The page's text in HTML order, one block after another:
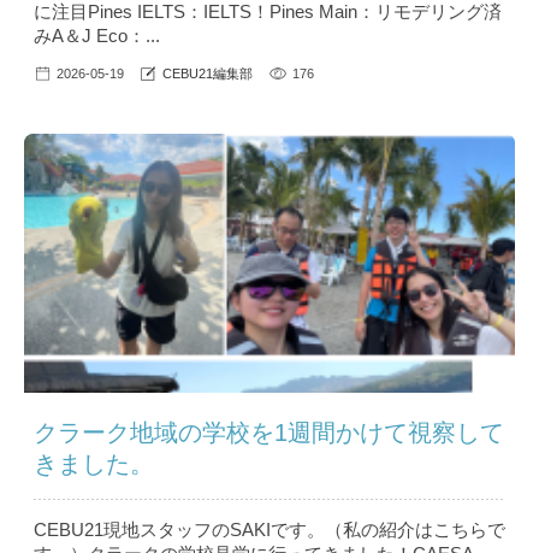
に注目Pines IELTS：IELTS！Pines Main：リモデリング済
みA＆J Eco：...
2026-05-19 CEBU21編集部 176
クラーク地域の学校を1週間かけて視察して
きました。
CEBU21現地スタッフのSAKIです。（私の紹介はこちら で